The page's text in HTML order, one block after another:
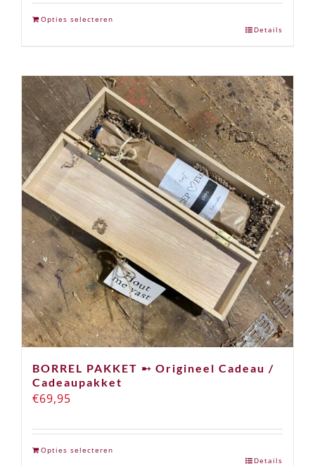
Opties selecteren
Details
BORREL PAKKET ➸ Origineel Cadeau /
Cadeaupakket
€69,95
Opties selecteren
Details